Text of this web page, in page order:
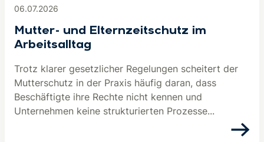
06.07.2026
Mutter- und Elternzeitschutz im
Arbeitsalltag
Trotz klarer gesetzlicher Regelungen scheitert der
Mutterschutz in der Praxis häufig daran, dass
Beschäftigte ihre Rechte nicht kennen und
Unternehmen keine strukturierten Prozesse...